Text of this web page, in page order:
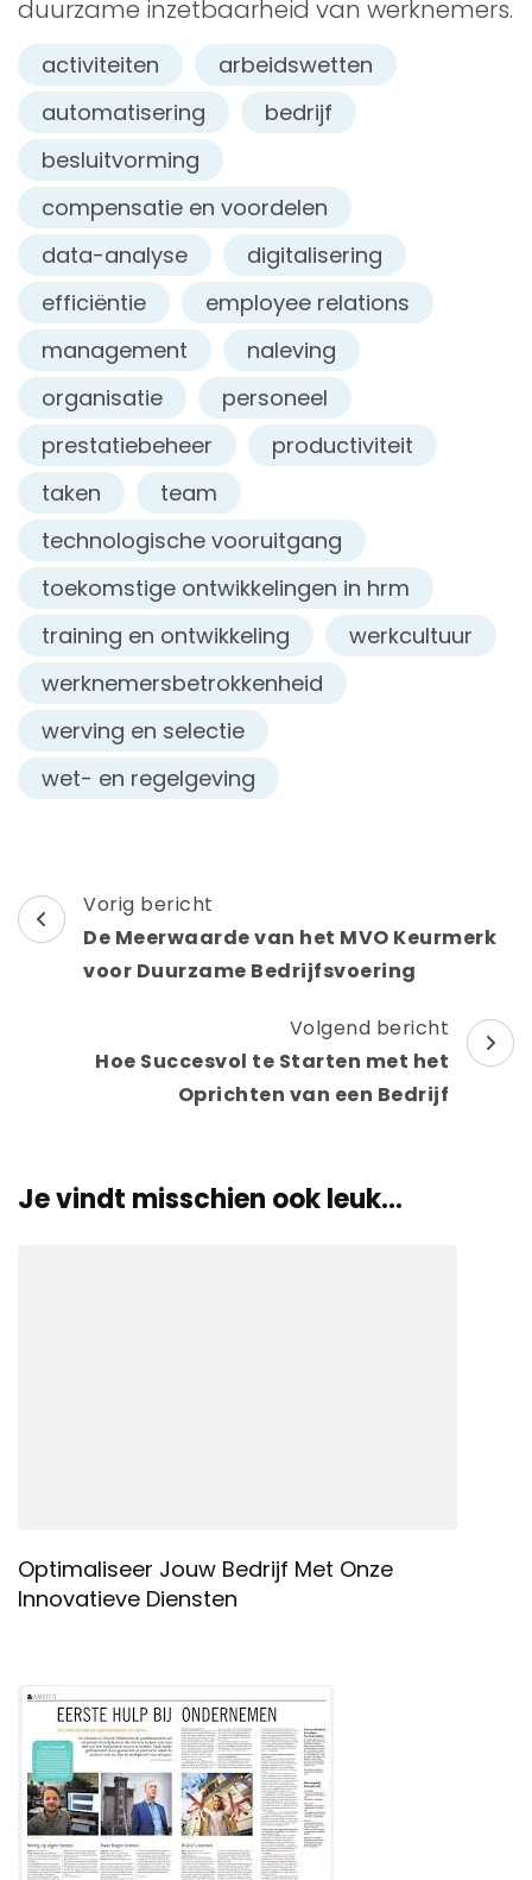
duurzame inzetbaarheid van werknemers.
activiteiten
arbeidswetten
automatisering
bedrijf
besluitvorming
compensatie en voordelen
data-analyse
digitalisering
efficiëntie
employee relations
management
naleving
organisatie
personeel
prestatiebeheer
productiviteit
taken
team
technologische vooruitgang
toekomstige ontwikkelingen in hrm
training en ontwikkeling
werkcultuur
werknemersbetrokkenheid
werving en selectie
wet- en regelgeving
Berichtnavigatie
Vorig bericht
De Meerwaarde van het MVO Keurmerk
voor Duurzame Bedrijfsvoering
Volgend bericht
Hoe Succesvol te Starten met het
Oprichten van een Bedrijf
Je vindt misschien ook leuk...
Optimaliseer Jouw Bedrijf Met Onze
Innovatieve Diensten